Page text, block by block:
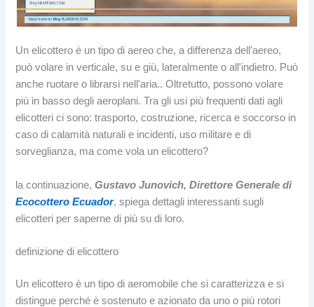
Un elicottero è un tipo di aereo che, a differenza dell'aereo,
può volare in verticale, su e giù, lateralmente o all'indietro. Può
anche ruotare o librarsi nell'aria.. Oltretutto, possono volare
più in basso degli aeroplani. Tra gli usi più frequenti dati agli
elicotteri ci sono: trasporto, costruzione, ricerca e soccorso in
caso di calamità naturali e incidenti, uso militare e di
sorveglianza, ma come vola un elicottero?
la continuazione,Gustavo Junovich, Direttore Generale di
Ecocottero Ecuador, spiega dettagli interessanti sugli
elicotteri per saperne di più su di loro.
definizione di elicottero
Un elicottero è un tipo di aeromobile che si caratterizza e si
distingue perché è sostenuto e azionato da uno o più rotori